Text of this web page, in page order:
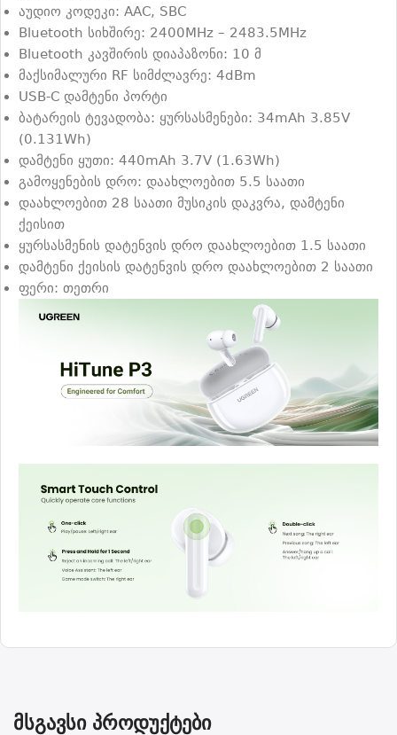
აუდიო კოდეკი: AAC, SBC
Bluetooth სიხშირე: 2400MHz – 2483.5MHz
Bluetooth კავშირის დიაპაზონი: 10 მ
მაქსიმალური RF სიმძლავრე: 4dBm
USB-C დამტენი პორტი
ბატარეის ტევადობა: ყურსასმენები: 34mAh 3.85V
(0.131Wh)
დამტენი ყუთი: 440mAh 3.7V (1.63Wh)
გამოყენების დრო: დაახლოებით 5.5 საათი
დაახლოებით 28 საათი მუსიკის დაკვრა, დამტენი
ქეისით
ყურსასმენის დატენვის დრო დაახლოებით 1.5 საათი
დამტენი ქეისის დატენვის დრო დაახლოებით 2 საათი
ფერი: თეთრი
მსგავსი პროდუქტები